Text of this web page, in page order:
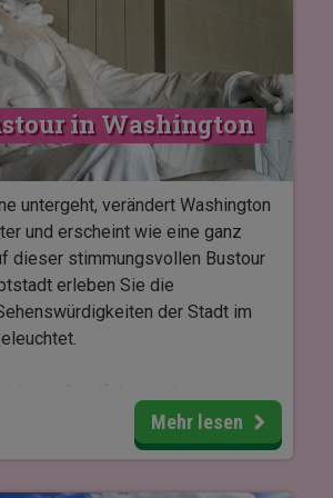
bieten, sondern Ihnen auch
in die faszinierende
vermitteln.
um 13:30 Uhr und dauert etwa
besteht die Möglichkeit,
Tour am Vormittag zu buchen.
in Washington
untergeht, verändert Washington
und erscheint wie eine ganz
dieser stimmungsvollen Bustour
erleben Sie die
der Stadt im
begleitet, der unterwegs
über die Geschichte der
Mehr lesen